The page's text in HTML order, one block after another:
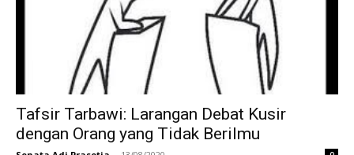
Tafsir Tarbawi: Larangan Debat Kusir
dengan Orang yang Tidak Berilmu